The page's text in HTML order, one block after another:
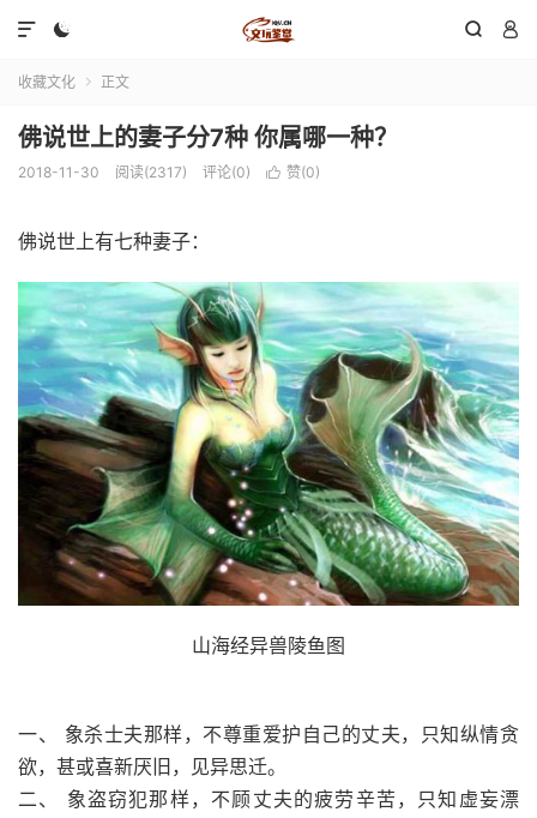
  

收藏文化  正文
佛说世上的妻子分7种 你属哪一种？
2018-11-30 阅读(2317) 评论(0)  赞(0)
佛说世上有七种妻子：
山海经异兽陵鱼图
一、 象杀士夫那样，不尊重爱护自己的丈夫，只知纵情贪
欲，甚或喜新厌旧，见异思迁。
二、 象盗窃犯那样，不顾丈夫的疲劳辛苦，只知虚妄漂